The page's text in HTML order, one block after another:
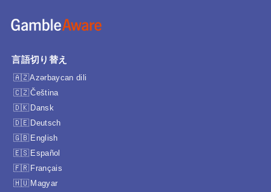
言語切り替え
Azərbaycan dili
Čeština
Dansk
Deutsch
English
Español
Français
Magyar